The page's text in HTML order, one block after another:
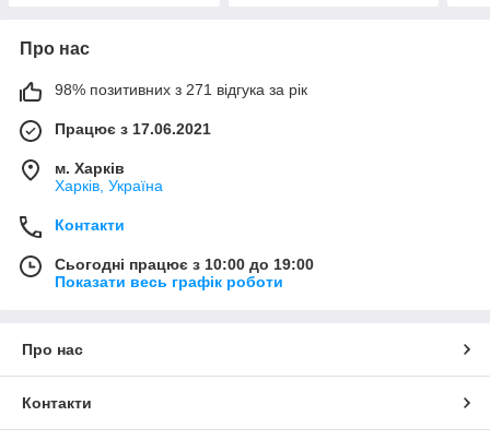
Про нас
98% позитивних з 271 відгука за рік
Працює з 17.06.2021
м. Харків
Харків, Україна
Контакти
Сьогодні працює з 10:00 до 19:00
Показати весь графік роботи
Про нас
Контакти